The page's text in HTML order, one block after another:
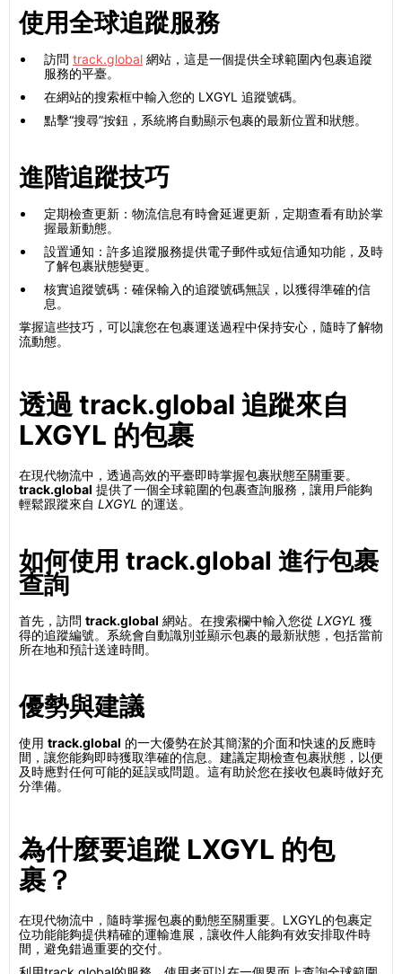
使用全球追蹤服務
訪問 track.global 網站，這是一個提供全球範圍內包裹追蹤
服務的平臺。
在網站的搜索框中輸入您的 LXGYL 追蹤號碼。
點擊“搜尋”按鈕，系統將自動顯示包裹的最新位置和狀態。
進階追蹤技巧
定期檢查更新：物流信息有時會延遲更新，定期查看有助於掌
握最新動態。
設置通知：許多追蹤服務提供電子郵件或短信通知功能，及時
了解包裹狀態變更。
核實追蹤號碼：確保輸入的追蹤號碼無誤，以獲得準確的信
息。
掌握這些技巧，可以讓您在包裹運送過程中保持安心，隨時了解物
流動態。
透過 track.global 追蹤來自
LXGYL 的包裹
在現代物流中，透過高效的平臺即時掌握包裹狀態至關重要。
track.global 提供了一個全球範圍的包裹查詢服務，讓用戶能夠
輕鬆跟蹤來自 LXGYL 的運送。
如何使用 track.global 進行包裹
查詢
首先，訪問 track.global 網站。在搜索欄中輸入您從 LXGYL 獲
得的追蹤編號。系統會自動識別並顯示包裹的最新狀態，包括當前
所在地和預計送達時間。
優勢與建議
使用 track.global 的一大優勢在於其簡潔的介面和快速的反應時
間，讓您能夠即時獲取準確的信息。建議定期檢查包裹狀態，以便
及時應對任何可能的延誤或問題。這有助於您在接收包裹時做好充
分準備。
為什麼要追蹤 LXGYL 的包
裹？
在現代物流中，隨時掌握包裹的動態至關重要。LXGYL的包裹定
位功能能夠提供精確的運輸進展，讓收件人能夠有效安排取件時
間，避免錯過重要的交付。